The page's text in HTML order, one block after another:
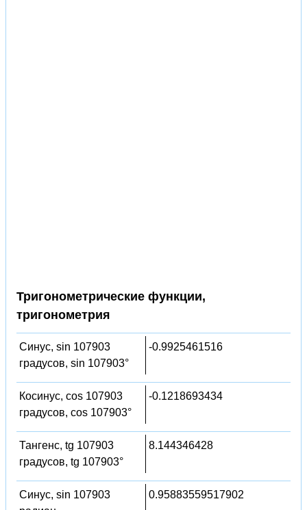
Тригонометрические функции,
тригонометрия
Синус, sin 107903
градусов, sin 107903°
-0.9925461516
Косинус, cos 107903
градусов, cos 107903°
-0.1218693434
Тангенс, tg 107903
градусов, tg 107903°
8.144346428
Синус, sin 107903
0.95883559517902